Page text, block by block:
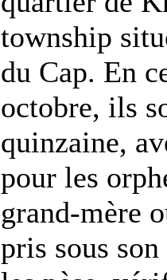
township
du Cap. En
octobre, ils
quinzaine,
pour les
grand-mère
pris sous